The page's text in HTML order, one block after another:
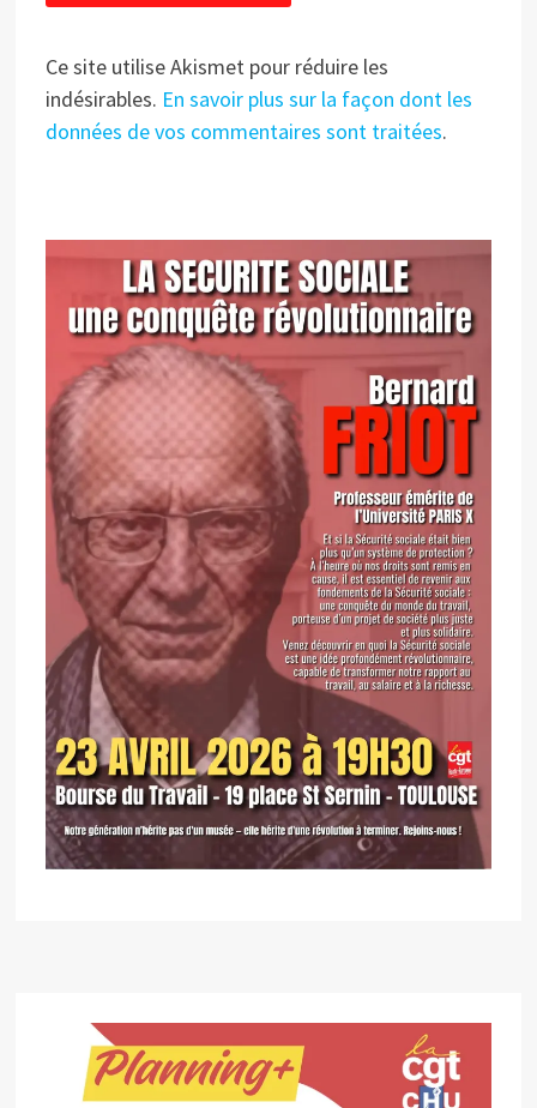
Ce site utilise Akismet pour réduire les
indésirables. En savoir plus sur la façon dont les
données de vos commentaires sont traitées.